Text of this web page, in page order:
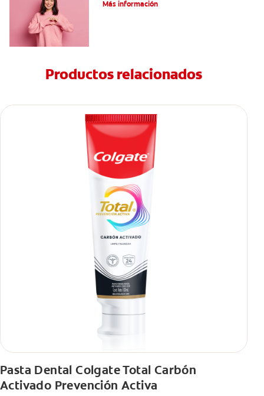
Más información
Productos relacionados
Pasta Dental Colgate Total Carbón
Activado Prevención Activa